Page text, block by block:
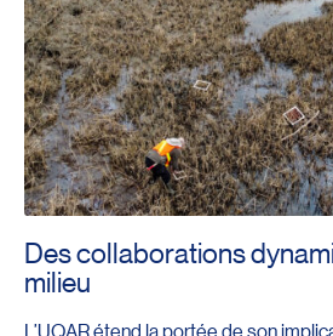
Des collaborations
milieu
L’UQAR étend la portée de son